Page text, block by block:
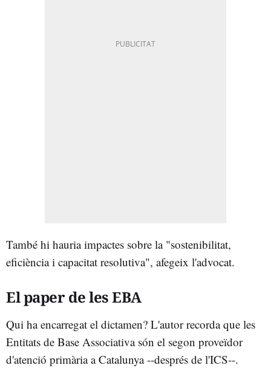
També hi hauria impactes sobre la "sostenibilitat,
eficiència i capacitat resolutiva", afegeix l'advocat.
El paper de les EBA
Qui ha encarregat el dictamen? L'autor recorda que les
Entitats de Base Associativa són el segon proveïdor
d'atenció primària a Catalunya --després de l'ICS--.